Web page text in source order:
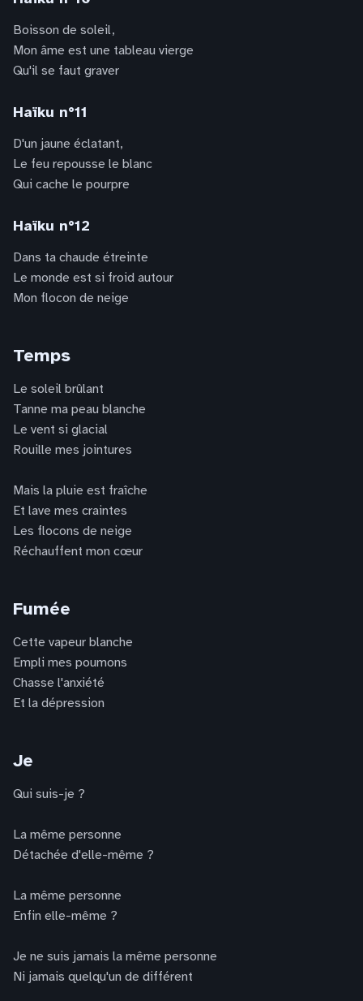
Boisson de soleil,
Mon âme est une tableau vierge
Qu'il se faut graver
Haïku n°11
D'un jaune éclatant,
Le feu repousse le blanc
Qui cache le pourpre
Haïku n°12
Dans ta chaude étreinte
Le monde est si froid autour
Mon flocon de neige
Temps
Le soleil brûlant
Tanne ma peau blanche
Le vent si glacial
Rouille mes jointures
Mais la pluie est fraîche
Et lave mes craintes
Les flocons de neige
Réchauffent mon cœur
Fumée
Cette vapeur blanche
Empli mes poumons
Chasse l'anxiété
Et la dépression
Je
Qui suis-je ?
La même personne
Détachée d'elle-même ?
La même personne
Enfin elle-même ?
Je ne suis jamais la même personne
Ni jamais quelqu'un de différent